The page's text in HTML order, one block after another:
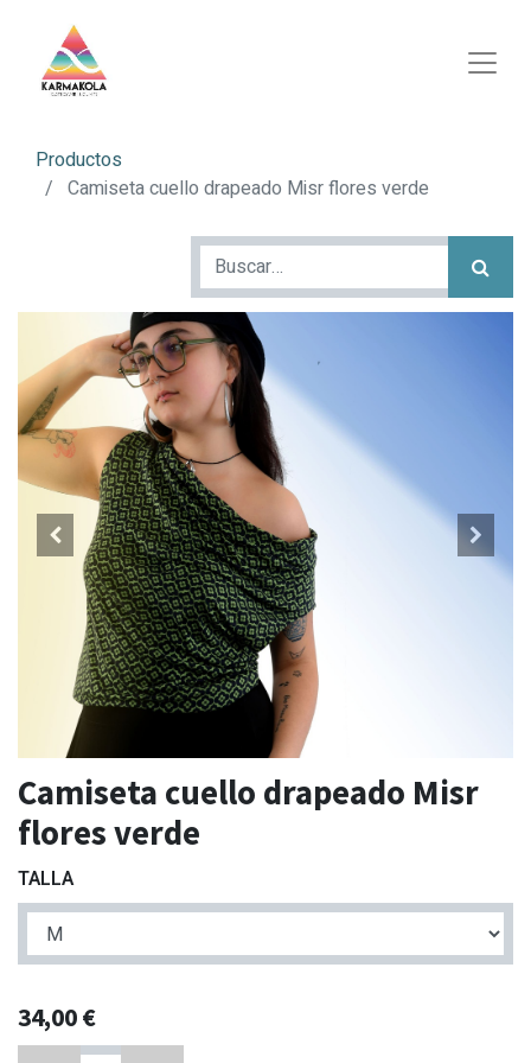
Productos
Camiseta cuello drapeado Misr flores verde
Camiseta cuello drapeado Misr
flores verde
TALLA
34,00€